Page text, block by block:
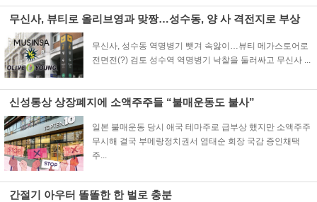
무신사, 뷰티로 올리브영과 맞짱…성수동, 양 사 격전지로 부상
무신사, 성수동 역명병기 뺏겨 속앓이…뷰티 메가스토어로
전면전(?) 검토 성수역 역명병기 낙찰을 둘러싸고 무신사 ...
신성통상 상장폐지에 소액주주들 “불매운동도 불사”
일본 불매운동 당시 애국 테마주로 급부상 했지만 소액주주
무시해 결국 부메랑정치권서 염태순 회장 국감 증인채택
주...
간절기 아우터 똘똘한 한 벌로 충분